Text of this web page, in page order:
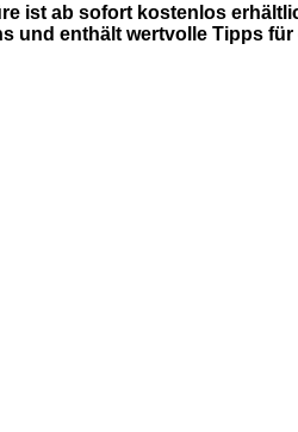
ist ab sofort kostenlos
und enthält wertvolle Tipps